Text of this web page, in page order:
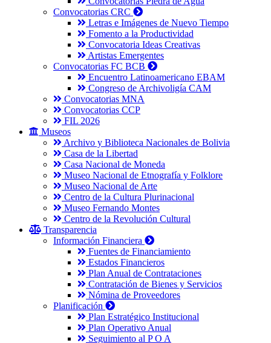
Convocatorias CRC
Letras e Imágenes de Nuevo Tiempo
Fomento a la Productividad
Convocatoria Ideas Creativas
Artistas Emergentes
Convocatorias FC BCB
Encuentro Latinoamericano EBAM
Congreso de Archivoligía CAM
Convocatorias MNA
Convocatorias CCP
FIL 2026
Museos
Archivo y Biblioteca Nacionales de Bolivia
Casa de la Libertad
Casa Nacional de Moneda
Museo Nacional de Etnografía y Folklore
Museo Nacional de Arte
Centro de la Cultura Plurinacional
Museo Fernando Montes
Centro de la Revolución Cultural
Transparencia
Información Financiera
Fuentes de Financiamiento
Estados Financieros
Plan Anual de Contrataciones
Contratación de Bienes y Servicios
Nómina de Proveedores
Planificación
Plan Estratégico Institucional
Plan Operativo Anual
Seguimiento al P O A